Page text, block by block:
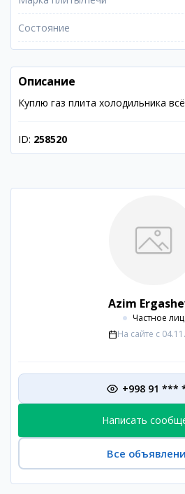
Состояние
Описание
Куплю газ плита холодильника
ID: 258520
Azim
Частное
На сайте с
+998 91 ***
Написать
Все